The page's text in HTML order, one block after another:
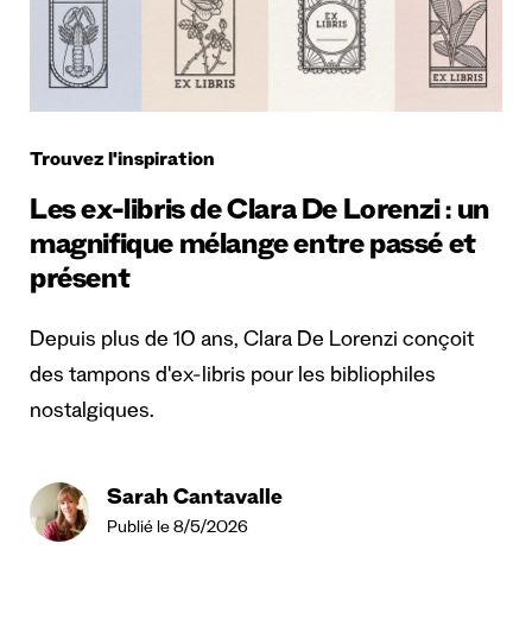
Trouvez l'inspiration
Les ex-libris de Clara De Lorenzi : un
magnifique mélange entre passé et
présent
Depuis plus de 10 ans, Clara De Lorenzi conçoit
des tampons d'ex-libris pour les bibliophiles
nostalgiques.
Sarah Cantavalle
Publié le 8/5/2026